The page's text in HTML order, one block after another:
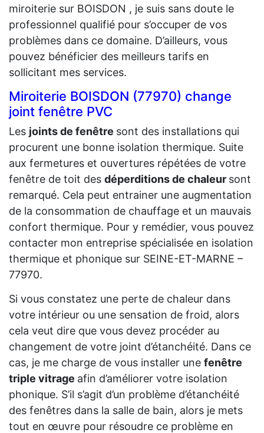
miroiterie sur BOISDON , je suis sans doute le
professionnel qualifié pour s’occuper de vos
problèmes dans ce domaine. D’ailleurs, vous
pouvez bénéficier des meilleurs tarifs en
sollicitant mes services.
Miroiterie BOISDON (77970) change
joint fenêtre PVC
Les joints de fenêtre sont des installations qui
procurent une bonne isolation thermique. Suite
aux fermetures et ouvertures répétées de votre
fenêtre de toit des déperditions de chaleur sont
remarqué. Cela peut entrainer une augmentation
de la consommation de chauffage et un mauvais
confort thermique. Pour y remédier, vous pouvez
contacter mon entreprise spécialisée en isolation
thermique et phonique sur SEINE-ET-MARNE –
77970.
Si vous constatez une perte de chaleur dans
votre intérieur ou une sensation de froid, alors
cela veut dire que vous devez procéder au
changement de votre joint d’étanchéité. Dans ce
cas, je me charge de vous installer une fenêtre
triple vitrage afin d’améliorer votre isolation
phonique. S’il s’agit d’un problème d’étanchéité
des fenêtres dans la salle de bain, alors je mets
tout en œuvre pour résoudre ce problème en